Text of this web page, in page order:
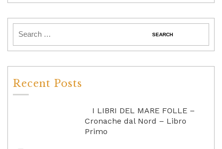
Recent Posts
I LIBRI DEL MARE FOLLE –
Cronache dal Nord – Libro
Primo